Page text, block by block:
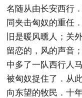
名随从由长安西行
同夹击匈奴的重任
旧是暖风曛人；关
留恋的，风的声音
中多了一队西行人
被匈奴捉住了．从
向东望的牧民．十